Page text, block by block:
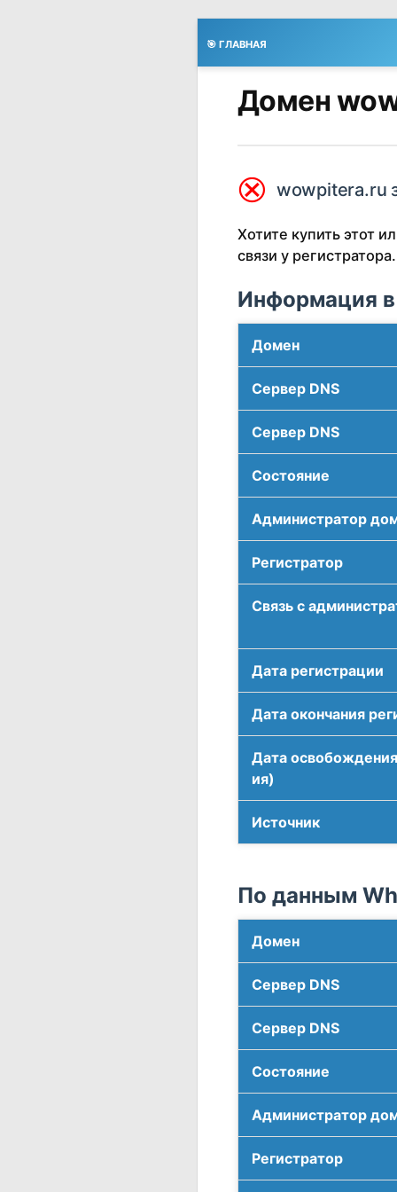
🎯 ГЛАВНАЯ
Домен
⮿ wowpitera.ru
Хотите купить этот
связи у регистратора.
Информация в
Домен
Сервер DNS
Сервер DNS
Соcтояние
Администратор
Регистратор
Связь с
Дата регистрации
Дата окончания
Дата
ия)
Источник
По данным
Домен
Сервер DNS
Сервер DNS
Соcтояние
Администратор
Регистратор